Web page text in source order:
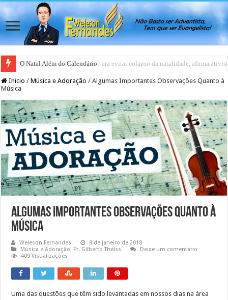
Japão rejeita casamento gay para evitar colapso da natalidade, afirma
Inicio / Música e Adoração / Algumas Importantes Observações Quanto à
Música
Algumas Importantes Observações Quanto à
Música
Weleson Fernandes
8 de janeiro de 2018
Música e Adoração, Pr. Gilberto Theiss
Deixe um comentário
409 Visualizações
Uma das questões que têm sido levantadas em nossos dias na área